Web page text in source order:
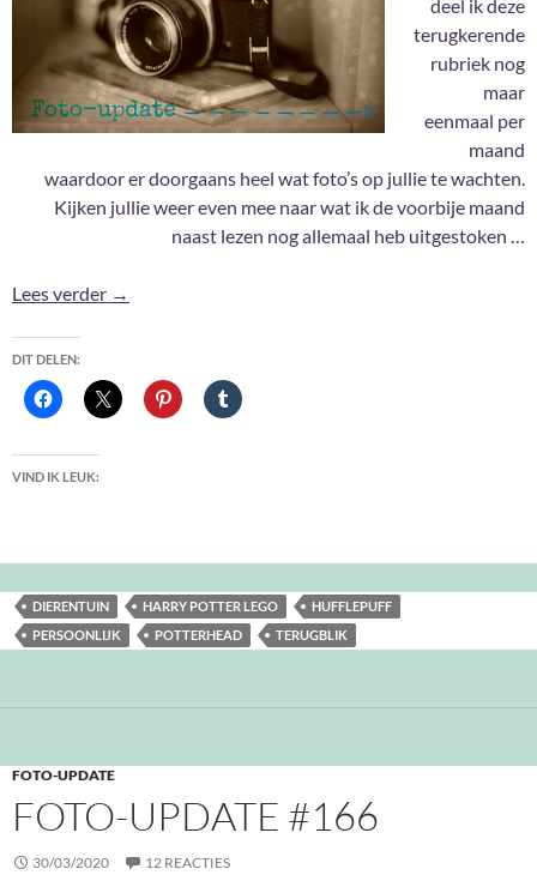
deel ik deze
terugkerende
rubriek nog
maar
eenmaal per
maand
waardoor er doorgaans heel wat foto’s op jullie te wachten.
Kijken jullie weer even mee naar wat ik de voorbije maand
naast lezen nog allemaal heb uitgestoken …
Lees verder Foto-update #201
→
DIT DELEN:
VIND IK LEUK:
DIERENTUIN HARRY POTTER LEGO
HUFFLEPUFF
PERSOONLIJK
POTTERHEAD TERUGBLIK
FOTO-UPDATE
FOTO-UPDATE #166
30/03/2020 12 REACTIES